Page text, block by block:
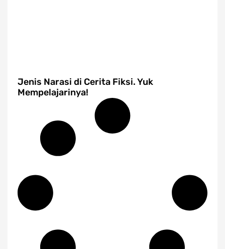
Jenis Narasi di Cerita Fiksi. Yuk
Mempelajarinya!